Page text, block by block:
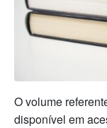
O volume
disponível em